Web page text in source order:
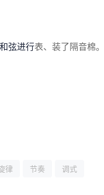
和弦进行表、装了隔音棉。
律 节奏 调式